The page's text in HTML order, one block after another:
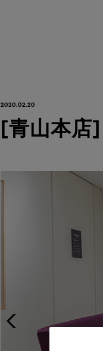
2020.02.20
[青山本店]